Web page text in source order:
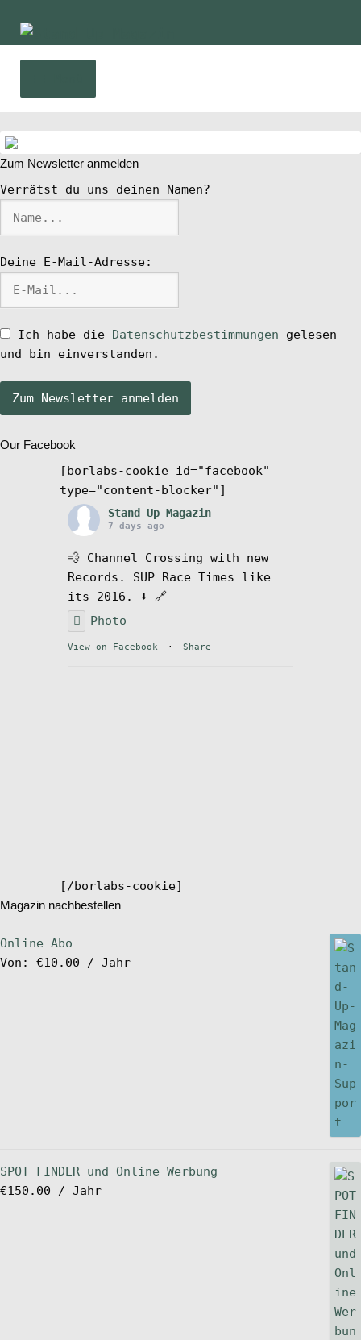
Zur
Navigation
Zum
Inhalt
News
Wing und Foil
SUP-Events
Ratgeber
Das Magazin
Stand Up Magazin TV
SPOT FINDER
Mein Konto
Zum Newsletter anmelden
Verrätst du uns deinen Namen?
Deine E-Mail-Adresse:
Ich habe die Datenschutzbestimmungen gelesen
und bin einverstanden.
Our Facebook
[borlabs-cookie id="facebook"
type="content-blocker"]
Stand Up Magazin
7 days ago
💨 Channel Crossing with new
Records. SUP Race Times like
its 2016. ⬇️ 🔗
Photo
View on Facebook · Share
[/borlabs-cookie]
Magazin nachbestellen
Online Abo
Von: €10.00 / Jahr
SPOT FINDER und Online Werbung
€150.00 / Jahr